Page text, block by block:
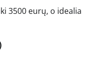
3500 eurų, o idealia